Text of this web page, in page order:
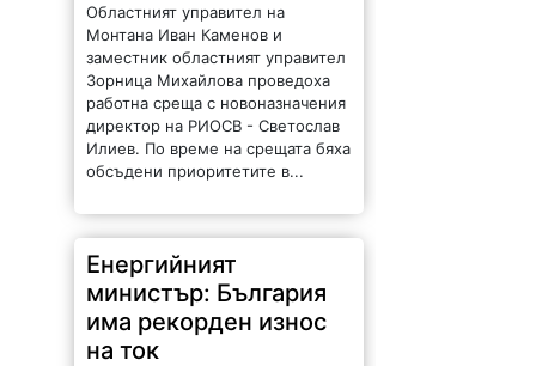
Областният управител на
Монтана Иван Каменов и
заместник областният управител
Зорница Михайлова проведоха
работна среща с новоназначения
директор на РИОСВ - Светослав
Илиев. По време на срещата бяха
обсъдени приоритетите в...
Енергийният
министър: България
има рекорден износ
на ток